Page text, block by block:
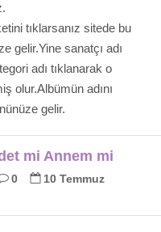
tıklarsanız sitede bu
gelir.Yine sanatçı adı
adı tıklanarak o
olur.Albümün adını
gelir.
mi Annem mi
0
10 Temmuz